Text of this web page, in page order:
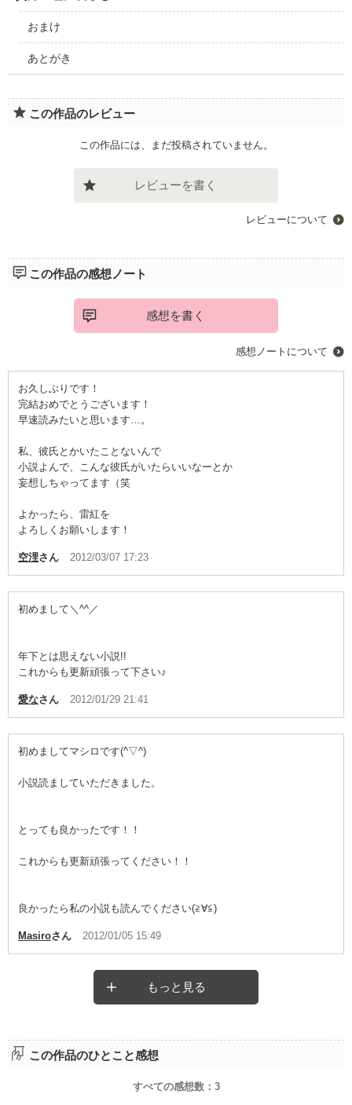
おまけ
あとがき
この作品のレビュー
この作品には、まだ投稿されていません。
レビューを書く
レビューについて
この作品の感想ノート
感想を書く
感想ノートについて
お久しぶりです！
完結おめでとうございます！
早速読みたいと思います…。
私、彼氏とかいたことないんで
小説よんで、こんな彼氏がいたらいいなーとか
妄想しちゃってます（笑
よかったら、雷紅を
よろしくお願いします！
空浬さん 2012/03/07 17:23
初めまして＼^^／
年下とは思えない小説!!
これからも更新頑張って下さい♪
愛なさん 2012/01/29 21:41
初めましてマシロです(^▽^)
小説読ましていただきました。
とっても良かったです！！
これからも更新頑張ってください！！
良かったら私の小説も読んでください(≧∀≦)
Masiroさん 2012/01/05 15:49
もっと見る
この作品のひとこと感想
すべての感想数： 3